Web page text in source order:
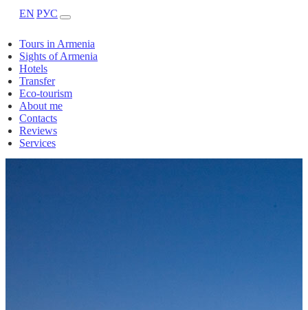
EN РУС
Tours in Armenia
Sights of Armenia
Hotels
Transfer
Eco-tourism
About me
Contacts
Reviews
Services